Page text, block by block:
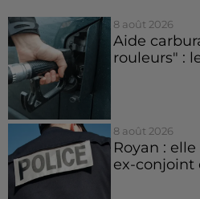
8 août 2026
Aide
rouleurs" :
8 août 2026
Royan :
ex-conjoint